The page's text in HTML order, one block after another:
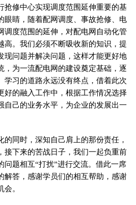
抢修中心实现调度范围延伸重要的基
眼睛，随着配网调度、事故抢修、电
调度范围的延伸，对配电网自动化管
高。我们必须不断吸收新的知识，提
现问题并解决问题，这样才能更好地
，为一流配电网的建设奠定基础，逐
学习的道路永远没有终点，借着此次
好的融入工作中，根据工作情况选择
自己的业务水平，为企业的发展出一
的同时，深知自己肩上的那份责任，
接下来的苦战日子，我们一起负重前
问题相互“打扰”进行交流。借此一席
解答，感谢学员们的相互帮助，感谢
。